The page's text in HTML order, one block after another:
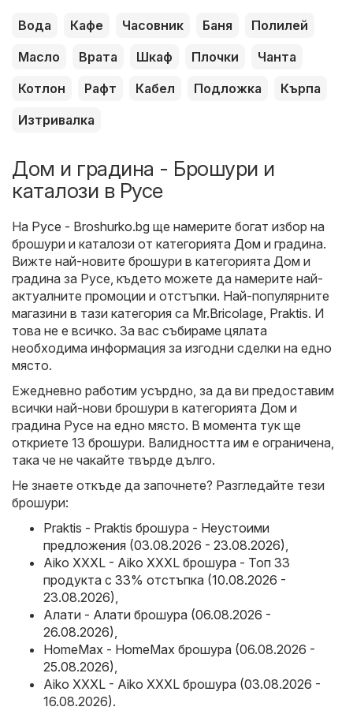
Вода Кафе Часовник Баня
Полилей
Масло
Врата Шкаф Плочки
Чанта
Котлон
Рафт Кабел Подложка
Кърпа
Изтривалка
Дом и градина - Брошури и
каталози в Русе
На Русе - Broshurko.bg ще намерите богат избор на
брошури и каталози от категорията Дом и градина.
Вижте най-новите брошури в категорията Дом и
градина за Русе, където можете да намерите най-
актуалните промоции и отстъпки. Най-популярните
магазини в тази категория са Mr.Bricolage, Praktis. И
това не е всичко. За вас събираме цялата
необходима информация за изгодни сделки на едно
място.
Ежедневно работим усърдно, за да ви предоставим
всички най-нови брошури в категорията Дом и
градина Русе на едно място. В момента тук ще
откриете 13 брошури. Валидността им е ограничена,
така че не чакайте твърде дълго.
Не знаете откъде да започнете? Разгледайте тези
брошури:
Praktis - Praktis брошура - Неустоими
предложения (03.08.2026 - 23.08.2026),
Aiko XXXL - Aiko XXXL брошура - Топ 33
продукта с 33% отстъпка (10.08.2026 -
23.08.2026),
Алати - Алати брошура (06.08.2026 -
26.08.2026),
HomeMax - HomeMax брошура (06.08.2026 -
25.08.2026),
Aiko XXXL - Aiko XXXL брошура (03.08.2026 -
16.08.2026).